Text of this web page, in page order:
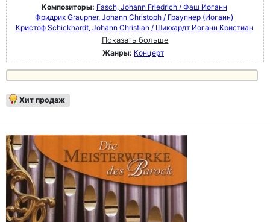
Композиторы: Fasch, Johann Friedrich / Фаш Иоганн
Фридрих Graupner, Johann Christoph / Граупнер (Иоганн)
Кристоф Schickhardt, Johann Christian / Шикхардт Иоганн Кристиан
Показать больше
Жанры: Концерт
Хит продаж